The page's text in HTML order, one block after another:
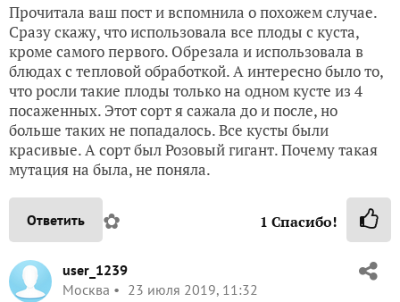
Прочитала ваш пост и вспомнила о похожем случае.
Сразу скажу, что использовала все плоды с куста,
кроме самого первого. Обрезала и использовала в
блюдах с тепловой обработкой. А интересно было то,
что росли такие плоды только на одном кусте из 4
посаженных. Этот сорт я сажала до и после, но
больше таких не попадалось. Все кусты были
красивые. А сорт был Розовый гигант. Почему такая
мутация на была, не поняла.
Ответить ✿ 1 Спасибо!
user_1239
Москва
23 июля 2019, 11:32